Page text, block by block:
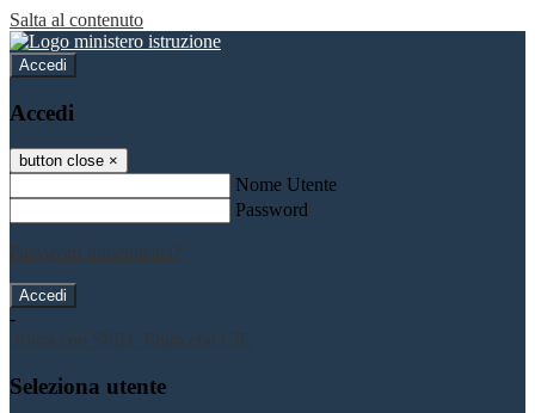
Salta al contenuto
Accedi
Accedi
button close ×
Nome Utente
Password
Password dimenticata?
-
Entra con SPID
Entra con CIE
Seleziona utente